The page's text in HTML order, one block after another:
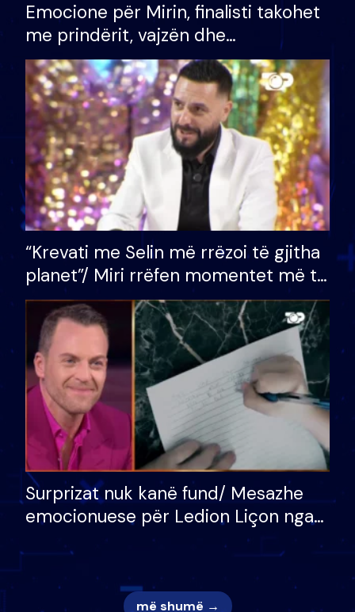
Emocione për Mirin, finalisti takohet
me prindërit, vajzën dhe
bashkëshorten: S’kemi ndonjë letër
divorci apo jo?
“Krevati me Selin më rrëzoi të gjitha
planet”/ Miri rrëfen momentet më të
bukura në shtëpinë e BB VIP: Do më
mungojë zilja e mëngjesit kur…
Surprizat nuk kanë fund/ Mesazhe
emocionuese për Ledion Liçon nga
nëna dhe fëmijët e tij, moderatori
nuk i mban dot lotët: Nuk meritoj…
më shumë →